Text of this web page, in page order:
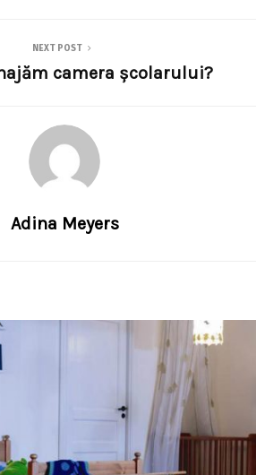
NEXT POST
camera școlarului?
Adina Meyers